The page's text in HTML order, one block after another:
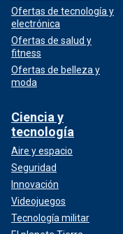
Ofertas de tecnología y
electrónica
Ofertas de salud y
fitness
Ofertas de belleza y
moda
Ciencia y
tecnología
Aire y espacio
Seguridad
Innovación
Videojuegos
Tecnología militar